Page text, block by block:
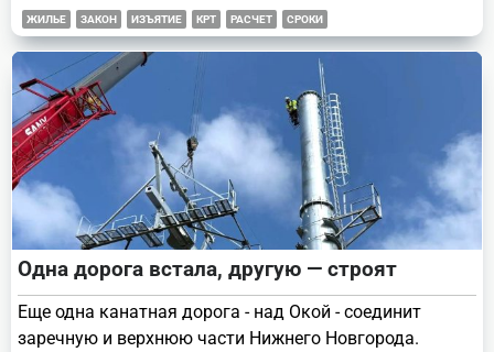
ЖИЛЬЕ ЗАКОН ИЗЪЯТИЕ КРТ РАСЧЕТ СРОКИ
Одна дорога встала, другую — строят
Еще одна канатная дорога - над Окой - соединит
заречную и верхнюю части Нижнего Новгорода.